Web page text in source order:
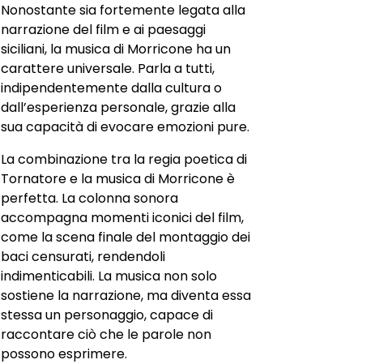
Nonostante sia fortemente legata alla
narrazione del film e ai paesaggi
siciliani, la musica di Morricone ha un
carattere universale. Parla a tutti,
indipendentemente dalla cultura o
dall’esperienza personale, grazie alla
sua capacità di evocare emozioni pure.
La combinazione tra la regia poetica di
Tornatore e la musica di Morricone è
perfetta. La colonna sonora
accompagna momenti iconici del film,
come la scena finale del montaggio dei
baci censurati, rendendoli
indimenticabili. La musica non solo
sostiene la narrazione, ma diventa essa
stessa un personaggio, capace di
raccontare ciò che le parole non
possono esprimere.